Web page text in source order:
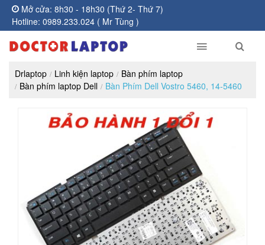
Mở cửa: 8h30 - 18h30 (Thứ 2- Thứ 7)
Hotline: 0989.233.024 ( Mr Tùng )
Drlaptop Linh kiện laptop
Bàn phím laptop
Bàn phím laptop Dell
Bàn Phím Dell Vostro 5460, 14-5460